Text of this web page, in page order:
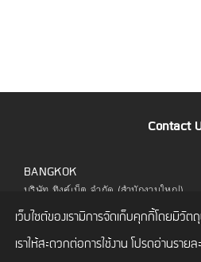
Contact
BANGKOK
บริษัท ทิงค์เน็ต จำกัด (สำนักงานใหญ่)
323 อาคารยูไนเต็ดเซ็นเตอร์ ชั้น 6 ห้อง
สีลม แขวงสีลม เขตบางรัก กทม. 10500
โทร. 02 480 9990
เว็บไซต์ของเรามีการจัดเก็บคุกกี้โดยมีวั
เราให้สะดวกต่อการใช้งาน โปรดอ่านราย